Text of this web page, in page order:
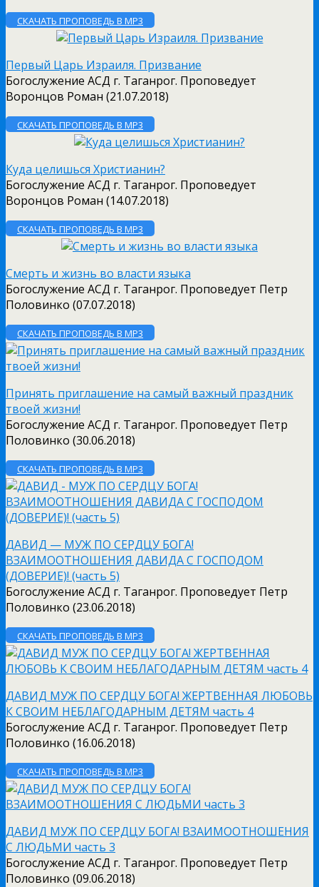
СКАЧАТЬ ПРОПОВЕДЬ В MP3
Первый Царь Израиля. Призвание
Богослужение АСД г. Таганрог. Проповедует
Воронцов Роман (21.07.2018)
СКАЧАТЬ ПРОПОВЕДЬ В MP3
Куда целишься Христианин?
Богослужение АСД г. Таганрог. Проповедует
Воронцов Роман (14.07.2018)
СКАЧАТЬ ПРОПОВЕДЬ В MP3
Смерть и жизнь во власти языка
Богослужение АСД г. Таганрог. Проповедует Петр
Половинко (07.07.2018)
СКАЧАТЬ ПРОПОВЕДЬ В MP3
Принять приглашение на самый важный праздник
твоей жизни!
Богослужение АСД г. Таганрог. Проповедует Петр
Половинко (30.06.2018)
СКАЧАТЬ ПРОПОВЕДЬ В MP3
ДАВИД — МУЖ ПО СЕРДЦУ БОГА!
ВЗАИМООТНОШЕНИЯ ДАВИДА С ГОСПОДОМ
(ДОВЕРИЕ)! (часть 5)
Богослужение АСД г. Таганрог. Проповедует Петр
Половинко (23.06.2018)
СКАЧАТЬ ПРОПОВЕДЬ В MP3
ДАВИД МУЖ ПО СЕРДЦУ БОГА! ЖЕРТВЕННАЯ ЛЮБОВЬ
К СВОИМ НЕБЛАГОДАРНЫМ ДЕТЯМ часть 4
Богослужение АСД г. Таганрог. Проповедует Петр
Половинко (16.06.2018)
СКАЧАТЬ ПРОПОВЕДЬ В MP3
ДАВИД МУЖ ПО СЕРДЦУ БОГА! ВЗАИМООТНОШЕНИЯ
С ЛЮДЬМИ часть 3
Богослужение АСД г. Таганрог. Проповедует Петр
Половинко (09.06.2018)